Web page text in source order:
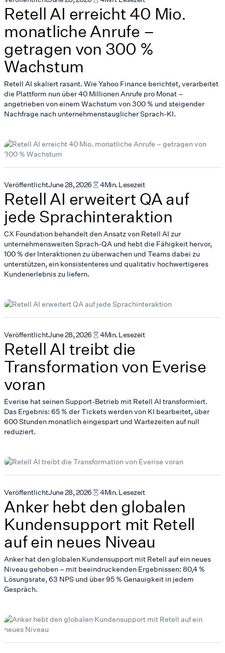
Retell AI erreicht 40 Mio.
monatliche Anrufe –
getragen von 300 %
Wachstum
Retell AI skaliert rasant. Wie Yahoo Finance berichtet, verarbeitet
die Plattform nun über 40 Millionen Anrufe pro Monat –
angetrieben von einem Wachstum von 300 % und steigender
Nachfrage nach unternehmenstauglicher Sprach-KI.
VeröffentlichtJune 28, 2026 4Min. Lesezeit
Retell AI erweitert QA auf
jede Sprachinteraktion
CX Foundation behandelt den Ansatz von Retell AI zur
unternehmensweiten Sprach-QA und hebt die Fähigkeit hervor,
100 % der Interaktionen zu überwachen und Teams dabei zu
unterstützen, ein konsistenteres und qualitativ hochwertigeres
Kundenerlebnis zu liefern.
VeröffentlichtJune 28, 2026 4Min. Lesezeit
Retell AI treibt die
Transformation von Everise
voran
Everise hat seinen Support-Betrieb mit Retell AI transformiert.
Das Ergebnis: 65 % der Tickets werden von KI bearbeitet, über
600 Stunden monatlich eingespart und Wartezeiten auf null
reduziert.
VeröffentlichtJune 28, 2026 4Min. Lesezeit
Anker hebt den globalen
Kundensupport mit Retell
auf ein neues Niveau
Anker hat den globalen Kundensupport mit Retell auf ein neues
Niveau gehoben – mit beeindruckenden Ergebnissen: 80,4 %
Lösungsrate, 63 NPS und über 95 % Genauigkeit in jedem
Gespräch.